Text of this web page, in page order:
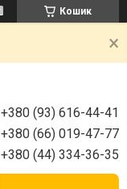
Кошик
+380 (93) 616-44-41
+380 (66) 019-47-77
+380 (44) 334-36-35